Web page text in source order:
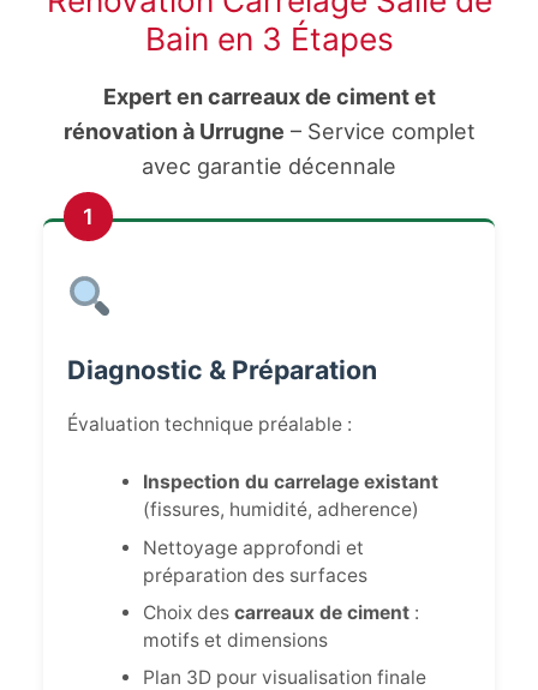
Bain en 3 Étapes
Expert en carreaux de ciment et
rénovation à Urrugne – Service complet
avec garantie décennale
1
Diagnostic & Préparation
Évaluation technique préalable :
Inspection du carrelage existant
(fissures, humidité, adherence)
Nettoyage approfondi et
préparation des surfaces
Choix descarreaux de ciment :
motifs et dimensions
Plan 3D pour visualisation finale